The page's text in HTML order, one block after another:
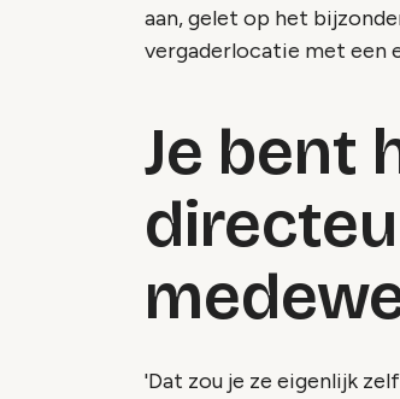
aan, gelet op het
vergaderlocatie met een
Je bent
'Dat zou je ze eigenlijk